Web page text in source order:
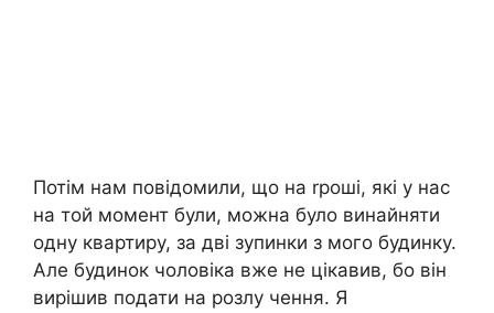
Потім нам повідомили, що на rроші, які у нас
на той момент були, можна було винайняти
одну квартиру, за дві зупинки з мого будинку.
Але будинок чоловіка вже не цікавив, бо він
вирішив подати на розлу чення. Я